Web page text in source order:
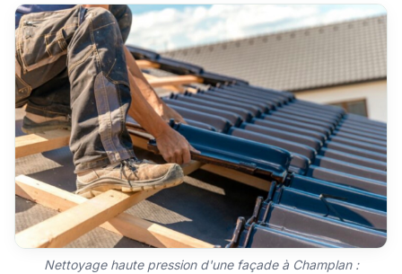
Nettoyage haute pression d'une façade à Champlan :